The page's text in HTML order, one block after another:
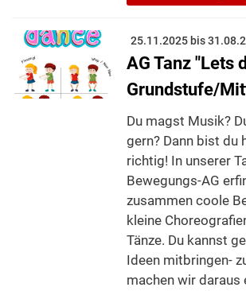
25.11.2025 bis
AG Tanz "Lets
Grundstufe/
Du magst Musik?
gern? Dann bist du
richtig! In unserer
Bewegungs-AG
zusammen coole
kleine
Tänze. Du kannst
Ideen mitbringen-
machen wir daraus